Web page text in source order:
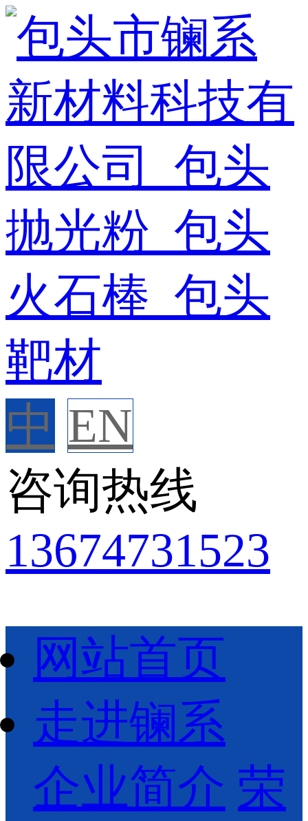
中 EN
咨询热线
13674731523
网站首页
走进镧系
企业简介 荣